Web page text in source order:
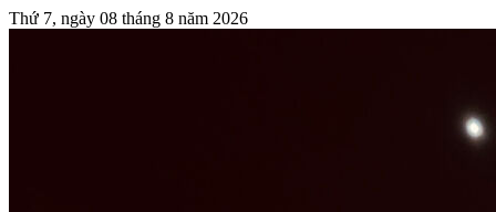
Thứ 7, ngày 08 tháng 8 năm 2026